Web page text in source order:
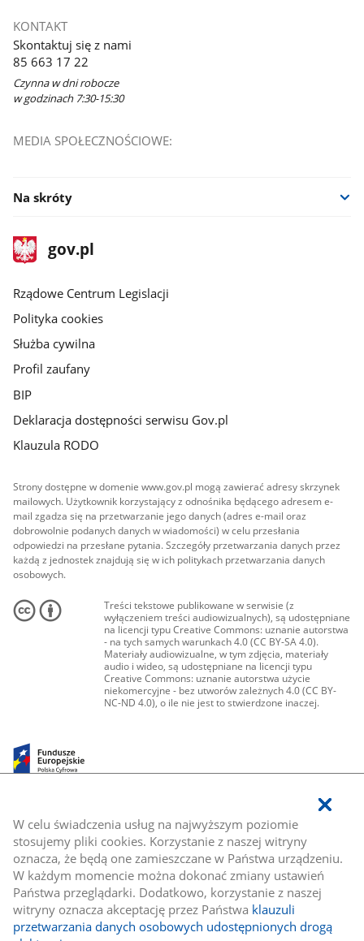
W celu świadczenia usług na najwyższym poziomie
stosujemy pliki cookies. Korzystanie z naszej witryny
oznacza, że będą one zamieszczane w Państwa urządzeniu.
W każdym momencie można dokonać zmiany ustawień
Państwa przeglądarki. Dodatkowo, korzystanie z naszej
witryny oznacza akceptację przez Państwa klauzuli
przetwarzania danych osobowych udostępnionych drogą
KONTAKT
Skontaktuj się z nami
85 663 17 22
Czynna w dni robocze
w godzinach 7:30-15:30
MEDIA SPOŁECZNOŚCIOWE:
Na skróty
stopka
gov.plStrona
gov.pl
Rządowe Centrum Legislacji
Polityka cookies
Służba cywilna
Profil zaufany
BIP
Deklaracja dostępności serwisu Gov.pl
Klauzula RODO
Strony dostępne w domenie www.gov.pl mogą zawierać adresy skrzynek
mailowych. Użytkownik korzystający z odnośnika będącego adresem e-
mail zgadza się na przetwarzanie jego danych (adres e-mail oraz
dobrowolnie podanych danych w wiadomości) w celu przesłania
odpowiedzi na przesłane pytania. Szczegóły przetwarzania danych przez
każdą z jednostek znajdują się w ich politykach przetwarzania danych
osobowych.
Treści tekstowe publikowane w serwisie (z
wyłączeniem treści audiowizualnych), są udostępniane
na licencji typu Creative Commons: uznanie autorstwa
- na tych samych warunkach 4.0 (CC BY-SA 4.0).
Materiały audiowizualne, w tym zdjęcia, materiały
audio i wideo, są udostępniane na licencji typu
Creative Commons: uznanie autorstwa użycie
niekomercyjne - bez utworów zależnych 4.0 (CC BY-
NC-ND 4.0), o ile nie jest to stwierdzone inaczej.